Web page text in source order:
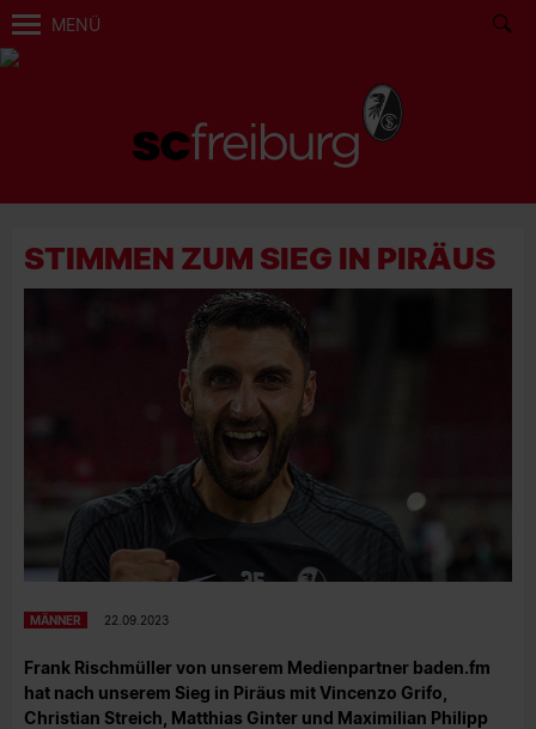
MENÜ
STIMMEN ZUM SIEG IN PIRÄUS
MÄNNER 22.09.2023
Frank Rischmüller von unserem Medienpartner baden.fm
hat nach unserem Sieg in Piräus mit Vincenzo Grifo,
Christian Streich, Matthias Ginter und Maximilian Philipp